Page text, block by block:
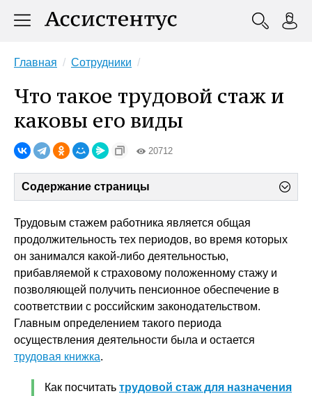
Главная Сотрудники
Что такое трудовой стаж и
каковы его виды
20712
Содержание страницы
Трудовым стажем работника является общая
продолжительность тех периодов, во время которых
он занимался какой-либо деятельностью,
прибавляемой к страховому положенному стажу и
позволяющей получить пенсионное обеспечение в
соответствии с российским законодательством.
Главным определением такого периода
осуществления деятельности была и остается
трудовая книжка.
Как посчитать трудовой стаж для назначения